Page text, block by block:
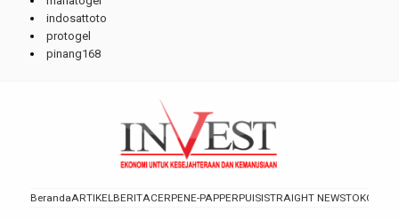
indosattoto
protogel
pinang168
BerandaARTIKELBERITACERPENE-PAPPERPUISISTRAIGHT NEWSTOKOH